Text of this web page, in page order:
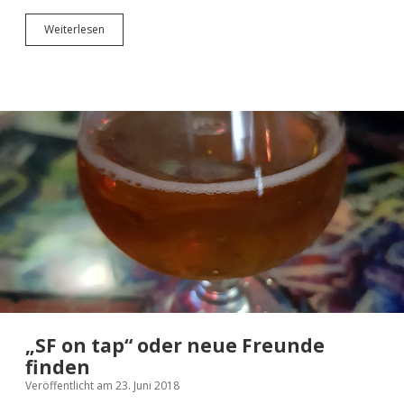
Weiterlesen
ohne
„SF on tap“ oder neue Freunde
finden
Veröffentlicht am 23. Juni 2018